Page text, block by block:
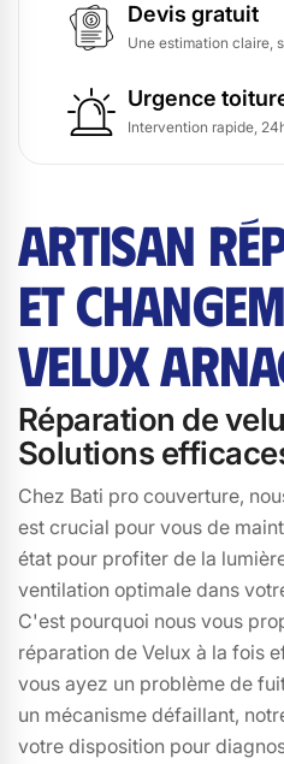
Devis gratuit
Une estimation claire,
Urgence
Intervention rapide,
ARTISAN
ET
VELUX
Réparation de
Solutions
Chez Bati pro couverture,
est crucial pour vous de
état pour profiter de la
ventilation optimale dans
C'est pourquoi nous vous
réparation de Velux à la fois
vous ayez un problème de
un mécanisme défaillant,
votre disposition pour